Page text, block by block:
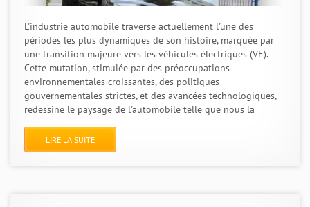
L'industrie automobile traverse actuellement l'une des
périodes les plus dynamiques de son histoire, marquée par
une transition majeure vers les véhicules électriques (VE).
Cette mutation, stimulée par des préoccupations
environnementales croissantes, des politiques
gouvernementales strictes, et des avancées technologiques,
redessine le paysage de l'automobile telle que nous la
LIRE LA SUITE